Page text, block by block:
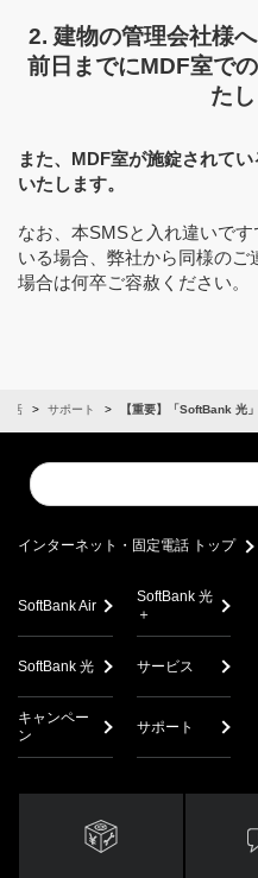
2. 建物の管理会社様
前日までにMDF室で
たし
また、MDF室が施錠されて
いたします。
なお、本SMSと入れ違いで
いる場合、弊社から同様のご
場合は何卒ご容赦ください。
話 サポート 【重要】「SoftBank 光
Conduct
a
インターネット・固定電話 トップ
SoftBank Air
SoftBank 光
＋
SoftBank 光 サービス
キャンペー
ン
サポート